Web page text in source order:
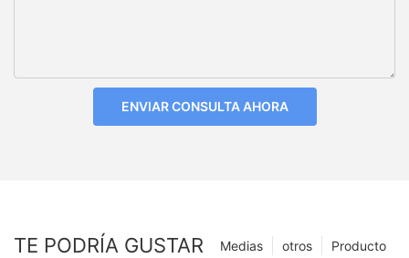
ENVIAR CONSULTA AHORA
TE PODRÍA GUSTAR Producto
otros
Medias